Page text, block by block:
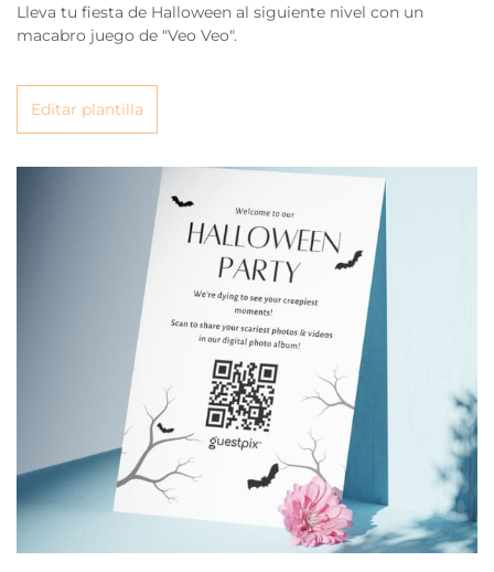
Lleva tu fiesta de Halloween al siguiente nivel con un
macabro juego de "Veo Veo".
Editar plantilla